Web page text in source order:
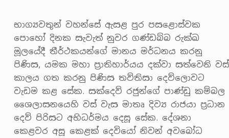
භාග්‍යවතුන් වහන්සේ ඇසළ පුර පසළොස්වක
පොහෝ දිනක සැවැත් නුවර ගණ්ඩබ්බ රුක්ඛ
මූලයේදී තීර්ථකයන්ගේ මානය මර්ධනය කරනු
පිණිස, යමක මහා ප්‍රාතිහාර්යය දක්වා සත්වෙනි වස්
කාලය ගත කරනු පිණිස තව්තිසා දෙව්ලොවට
වැඩම කළ සේක. සක්දෙව් රජුන්ගේ පාණ්ඩු කම්බල
ශෛලාසනයෙහි වස් වැස මාතෘ දිව්‍ය රාජයා ප්‍රධාන
දෙව් පිරිසට අභිධර්මය දෙසූ සේක. දේශනා
කෙළවර අසූ කෙළක් දෙවියෝ නිවන් අවබෝධ